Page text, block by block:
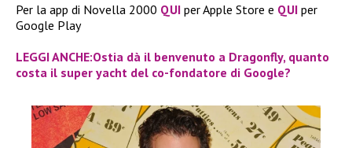
Per la app di Novella 2000 QUI per Apple Store e QUI per
Google Play
LEGGI ANCHE:Ostia dà il benvenuto a Dragonfly, quanto
costa il super yacht del co-fondatore di Google?